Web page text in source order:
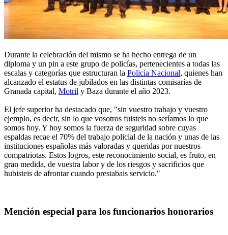
Durante la celebración del mismo se ha hecho entrega de un
diploma y un pin a este grupo de policías, pertenecientes a todas las
escalas y categorías que estructuran la Policía Nacional, quienes han
alcanzado el estatus de jubilados en las distintas comisarías de
Granada capital, Motril y Baza durante el año 2023.
El jefe superior ha destacado que, "sin vuestro trabajo y vuestro
ejemplo, es decir, sin lo que vosotros fuisteis no seríamos lo que
somos hoy. Y hoy somos la fuerza de seguridad sobre cuyas
espaldas recae el 70% del trabajo policial de la nación y unas de las
instituciones españolas más valoradas y queridas por nuestros
compatriotas. Estos logros, este reconocimiento social, es fruto, en
gran medida, de vuestra labor y de los riesgos y sacrificios que
hubisteis de afrontar cuando prestabais servicio."
Mención especial para los funcionarios honorarios